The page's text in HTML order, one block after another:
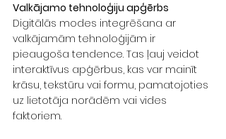
Valkājamo tehnoloģiju apģērbs
Digitālās modes integrēšana ar
valkājamām tehnoloģijām ir
pieaugoša tendence. Tas ļauj veidot
interaktīvus apģērbus, kas var mainīt
krāsu, tekstūru vai formu, pamatojoties
uz lietotāja norādēm vai vides
faktoriem.